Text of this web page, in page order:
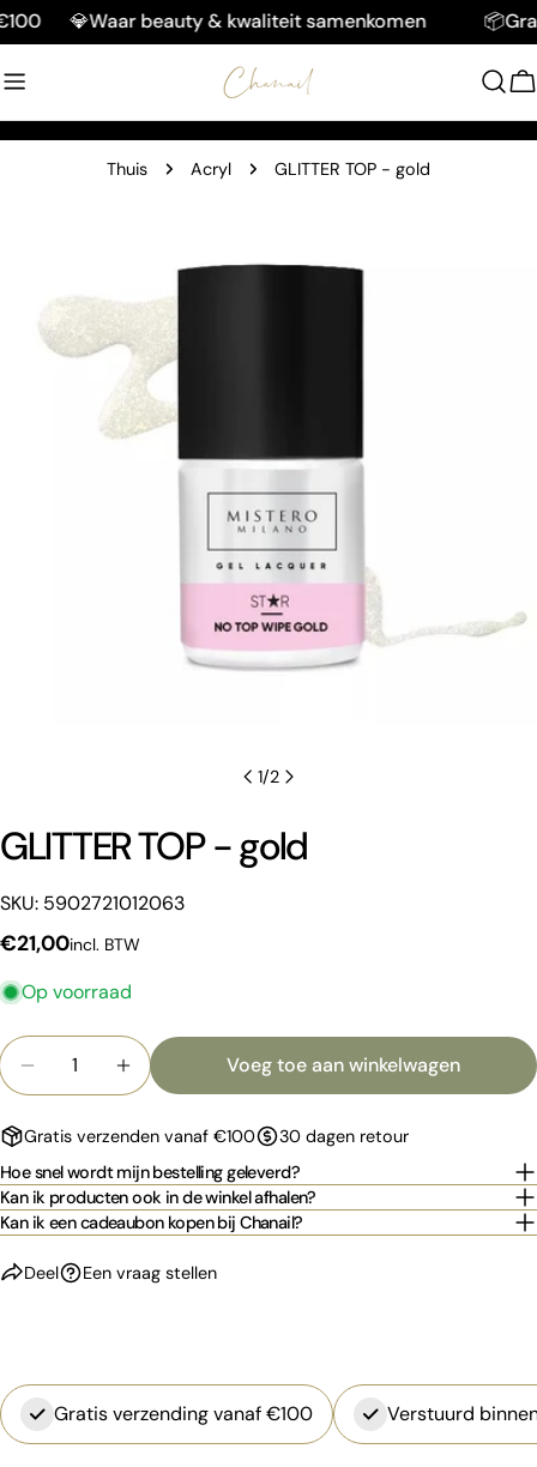
Doorgaan
naar
artikel
💎Waar beauty & kwaliteit samenkomen
Thuis Acryl GLITTER TOP - gold
media 0 in modaal
1/2
GLITTER TOP - gold
SKU: 5902721012063
Normale
€21,00incl. BTW
Op voorraad
Hoeveelheid
Aantal verlagen voor GLITTER TOP - gold
Verhoog het aantal voor GLITTER TOP -
Voeg toe aan winkelwagen
Gratis verzenden vanaf €100
30 dagen retour
Hoe snel wordt mijn bestelling geleverd?
Kan ik producten ook in de winkel afhalen?
Kan ik een cadeaubon kopen bij Chanail?
Deel
Deel
Kopiëren
Een vraag stellen
Een vraag stellen
naam
Jouw
telefoon
bericht
De met * gemarkeerde velden zijn verplicht.
Gratis verzending vanaf €100 Verstuurd